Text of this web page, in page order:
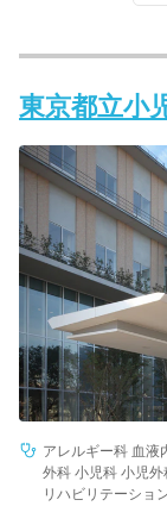
東京都立小
アレルギー科 血液
外科 小児科 小児
リハビリテーショ